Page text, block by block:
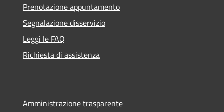
Prenotazione appuntamento
Segnalazione disservizio
Leggi le FAQ
Richiesta di assistenza
Amministrazione trasparente